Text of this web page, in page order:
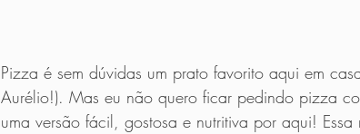
Pizza é sem dúvidas um prato favorito aqui em
Aurélio!). Mas eu não quero ficar pedindo pizza
uma versão fácil, gostosa e nutritiva por aqui!